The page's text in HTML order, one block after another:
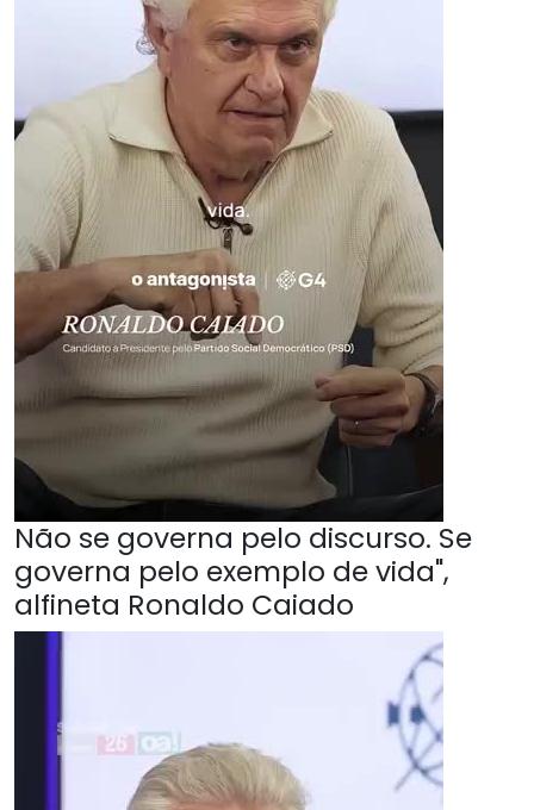
Não se governa pelo discurso. Se
governa pelo exemplo de vida",
alfineta Ronaldo Caiado